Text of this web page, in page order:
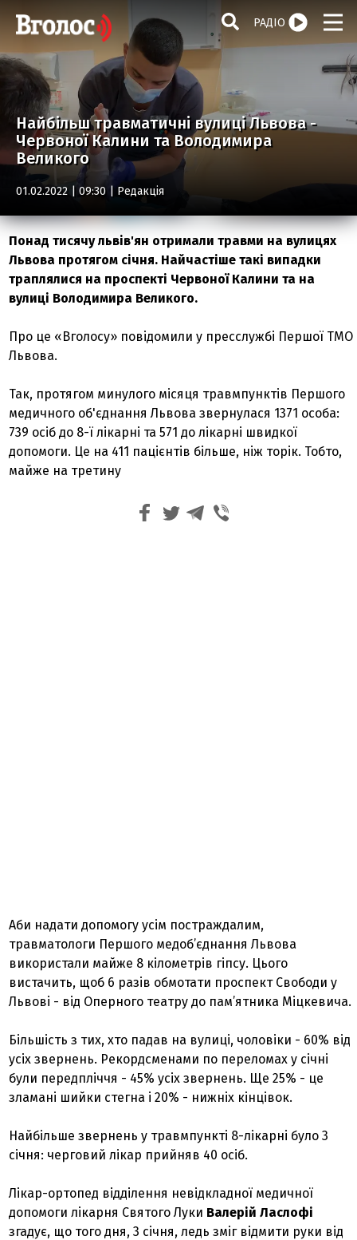
РАДІО
Найбільш травматичні вулиці Львова -
Червоної Калини та Володимира
Великого
01.02.2022 | 09:30 | Редакція
Понад тисячу львів'ян отримали травми на вулицях
Львова протягом січня. Найчастіше такі випадки
траплялися на проспекті Червоної Калини та на
вулиці Володимира Великого.
Про це «Вголосу» повідомили у пресслужбі Першої ТМО
Львова.
Так, протягом минулого місяця травмпунктів Першого
медичного об'єднання Львова звернулася 1371 особа:
739 осіб до 8-ї лікарні та 571 до лікарні швидкої
допомоги. Це на 411 пацієнтів більше, ніж торік. Тобто,
майже на третину
Аби надати допомогу усім постраждалим,
травматологи Першого медоб’єднання Львова
використали майже 8 кілометрів гіпсу. Цього
вистачить, щоб 6 разів обмотати проспект Свободи у
Львові - від Оперного театру до пам’ятника Міцкевича.
Більшість з тих, хто падав на вулиці, чоловіки - 60% від
усіх звернень. Рекордсменами по переломах у січні
були передпліччя - 45% усіх звернень. Ще 25% - це
зламані шийки стегна і 20% - нижніх кінцівок.
Найбільше звернень у травмпункті 8-лікарні було 3
січня: черговий лікар прийняв 40 осіб.
Лікар-ортопед відділення невідкладної медичної
допомоги лікарня Святого Луки Валерій Ласлофі
згадує, що того дня, 3 січня, ледь зміг відмити руки від